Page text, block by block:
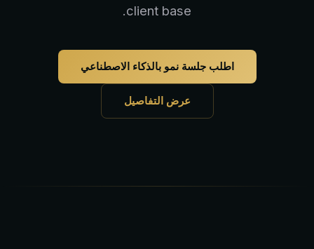
client base.
اطلب جلسة نمو بالذكاء الاصطناعي
عرض التفاصيل